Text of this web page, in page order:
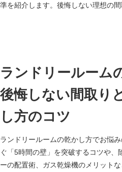
準を紹介します。後悔しない理想の
ランドリールーム
後悔しない間取り
し方のコツ
ランドリールームの乾かし方でお悩
ぐ「5時間の壁」を突破するコツや、
ーの配置術、ガス乾燥機のメリット